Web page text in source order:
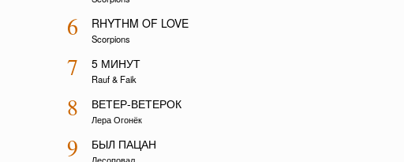
6 RHYTHM OF LOVE
Scorpions
7 5 МИНУТ
Rauf & Faik
8 ВЕТЕР-ВЕТЕРОК
Лера Огонёк
9 БЫЛ ПАЦАН